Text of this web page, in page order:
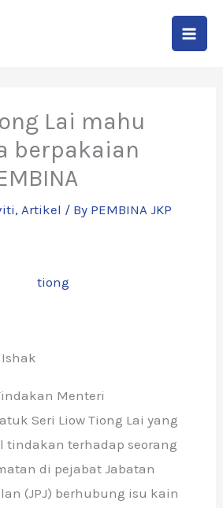
Lai mahu
berpakaian
,Artikel / By PEMBINA JKP
Menteri
Seri Liow Tiong Lai yang
tindakan terhadap seorang
di pejabat Jabatan
(JPJ) berhubung isu kain